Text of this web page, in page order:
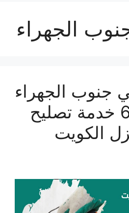
الجهراء
جنوب الجهراء
66409555 خدمة تصليح
الكويت